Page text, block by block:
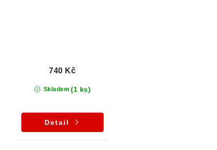
Skladem (1 ks)
740 Kč
Detail